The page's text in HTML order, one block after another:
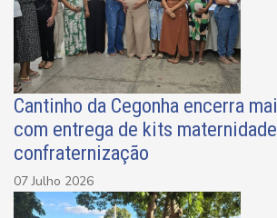
Cantinho da Cegonha encerra
com entrega de kits
confraternização
07 Julho 2026